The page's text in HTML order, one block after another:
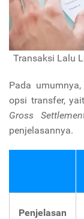
Transaksi Lalu
Pada
opsi transfer,
Gross
penjelasannya.
Penjelasan